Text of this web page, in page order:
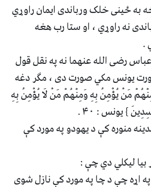
به ځینی خلک ورباندی ایمان راوړي
نه راوړي ، او ستا رب هغه
.
عباس رضی الله عنهما نه په نقل قول
یونس مکي صورت دی ، مګر دغه
مَنْ يُؤْمِنُ بِهِ وَمِنْهُمْ مَنْ لَا يُؤْمِنُ بِهِ
} يونس : ۴۰ .
منوره کې د یهودو په مورد کې
بیا لیکلي دي چې :
اړه چې د چا په مورد کې نازل شوی